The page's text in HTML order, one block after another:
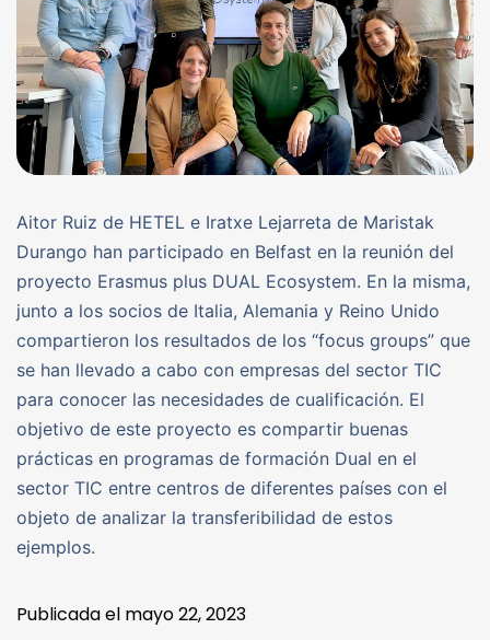
Aitor Ruiz de HETEL e Iratxe Lejarreta de Maristak
Durango han participado en Belfast en la reunión del
proyecto Erasmus plus DUAL Ecosystem. En la misma,
junto a los socios de Italia, Alemania y Reino Unido
compartieron los resultados de los “focus groups” que
se han llevado a cabo con empresas del sector TIC
para conocer las necesidades de cualificación. El
objetivo de este proyecto es compartir buenas
prácticas en programas de formación Dual en el
sector TIC entre centros de diferentes países con el
objeto de analizar la transferibilidad de estos
ejemplos.
Publicada el mayo 22, 2023